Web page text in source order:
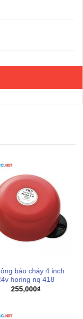
báo cháy 4 inch
horing nq 418
255,000₫